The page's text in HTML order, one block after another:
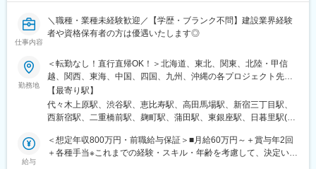
(大阪府・阪急線)、なにわ橋駅、天満駅、中津駅(地下鉄)、中崎町
駅、扇町駅(大阪府)、西梅田駅、大阪梅田駅(阪神線)、矢場町駅、
左京山駅、武蔵小杉駅、目黒駅、秋葉原駅、新橋駅、東京駅、町
田駅、大手町駅(東京都)、中野駅(東京都)、大門駅(東京都)、西日
暮里駅、五反田駅、中目黒駅、泉岳寺駅、立川駅、小竹向原駅、
二子玉川駅、四ツ谷駅、あざみ野駅、湘南台駅、天王洲アイル
駅、日吉駅(神奈川県)、溝の口駅、長津田駅、登戸駅、戸塚駅、海
老名駅(相模線)、大和駅(神奈川県)、菊名駅、大船駅、橋本駅(神奈
川県)、上大岡駅、中央林間駅、川崎駅、稲毛駅、千葉駅、新松戸
駅、浦安駅(千葉県)、北習志野駅、京成船橋駅、新浦安駅、新鎌ケ
谷駅、市川駅、舞浜駅、南流山駅、本八幡駅(都営線)、船橋駅、西
仕事内容
＼職種・業種未経験歓迎／【学歴・ブランク不問】建設業界経験
者や資格保有者の方は優遇いたします◎
勤務地
＜転勤なし！直行直帰OK！＞北海道、東北、関東、北陸・甲信
越、関西、東海、中国、四国、九州、沖縄の各プロジェクト先★
希望勤務地・通勤時間を考慮いたします！★直行直帰OK★U・Iタ
ーン歓迎！住宅手当あり★転居を伴う転勤はありません北海道東
北／青森県・岩手県・宮城県・秋田県・山形県・福島県関東／東
山、石川、福井、新潟県、長野県、山梨県関西／大阪、京都、滋
賀、兵庫、奈良、和歌山東海／愛知、静岡、三重、岐阜中国・四
【最寄り駅】
代々木上原駅、渋谷駅、恵比寿駅、高田馬場駅、新宿三丁目駅、
西新宿駅、二重橋前駅、麹町駅、蒲田駅、東銀座駅、日暮里駅(舎
河駅、有楽町駅、豊洲駅、南砂町駅、三田駅(東京都)、森下駅(東
京都)、高輪台駅、新木場駅、北千住駅、大崎駅、国分寺駅、東京
給与
＜想定年収800万円・前職給与保証＞■月給60万円～＋賞与年2回
＋各種手当※これまでの経験・スキル・年齢を考慮して、決定いた